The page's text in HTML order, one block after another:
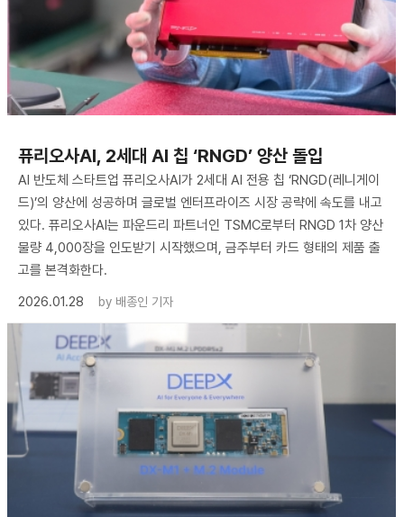
퓨리오사AI, 2세대 AI 칩 ‘RNGD’ 양산 돌입
AI 반도체 스타트업 퓨리오사AI가 2세대 AI 전용 칩 ‘RNGD(레니게이
드)’의 양산에 성공하며 글로벌 엔터프라이즈 시장 공략에 속도를 내고
있다. 퓨리오사AI는 파운드리 파트너인 TSMC로부터 RNGD 1차 양산
물량 4,000장을 인도받기 시작했으며, 금주부터 카드 형태의 제품 출
고를 본격화한다.
2026.01.28
by 배종인 기자